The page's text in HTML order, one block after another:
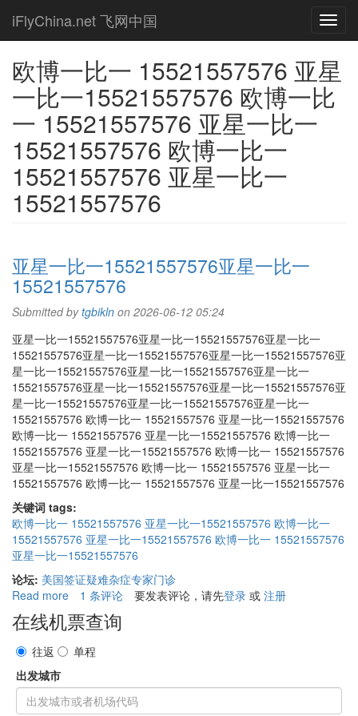
main
iFlyChina.net 飞网中国
欧博一比一 15521557576 亚星
一比一15521557576 欧博一比
一 15521557576 亚星一比一
15521557576 欧博一比一
15521557576 亚星一比一
15521557576
亚星一比一15521557576亚星一比一
15521557576
Submitted bytgbikln on 2026-06-12 05:24
亚星一比一15521557576亚星一比一15521557576亚星一比一
15521557576亚星一比一15521557576亚星一比一15521557576亚
星一比一15521557576亚星一比一15521557576亚星一比一
15521557576亚星一比一15521557576亚星一比一15521557576亚
星一比一15521557576亚星一比一15521557576亚星一比一
15521557576 欧博一比一 15521557576 亚星一比一15521557576
欧博一比一 15521557576 亚星一比一15521557576 欧博一比一
15521557576 亚星一比一15521557576 欧博一比一 15521557576
亚星一比一15521557576 欧博一比一 15521557576 亚星一比一
15521557576 欧博一比一 15521557576 亚星一比一15521557576
关键词 tags:
欧博一比一 15521557576 亚星一比一15521557576 欧博一比一
15521557576 亚星一比一15521557576 欧博一比一 15521557576
亚星一比一15521557576
论坛: 美国签证疑难杂症专家门诊
Read more about
亚
星
一
比
15521557576
亚
1 条评论 要发表评论，请先登录 或 注册
在线机票查询
往返
单程
出发城市